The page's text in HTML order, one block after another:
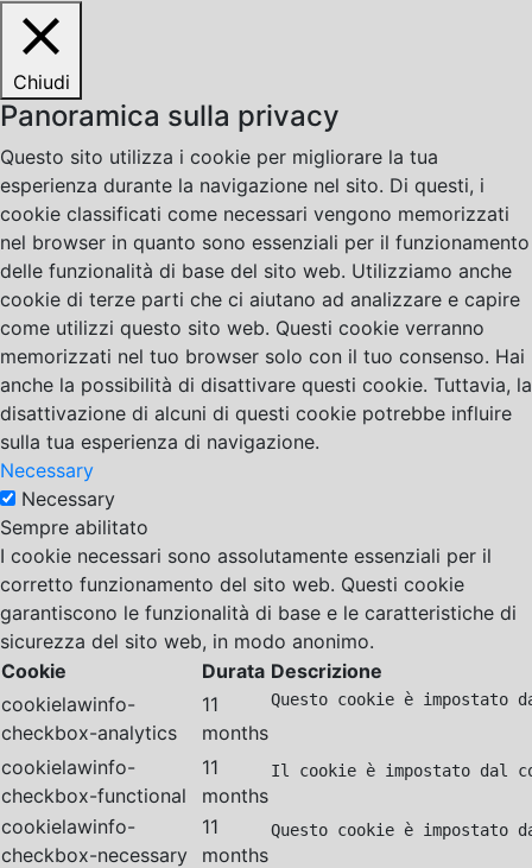
Chiudi
Panoramica sulla privacy
Questo sito utilizza i cookie per migliorare la tua
esperienza durante la navigazione nel sito. Di questi, i
cookie classificati come necessari vengono memorizzati
nel browser in quanto sono essenziali per il funzionamento
delle funzionalità di base del sito web. Utilizziamo anche
cookie di terze parti che ci aiutano ad analizzare e capire
come utilizzi questo sito web. Questi cookie verranno
memorizzati nel tuo browser solo con il tuo consenso. Hai
anche la possibilità di disattivare questi cookie. Tuttavia, la
disattivazione di alcuni di questi cookie potrebbe influire
sulla tua esperienza di navigazione.
Necessary
Necessary
Sempre abilitato
I cookie necessari sono assolutamente essenziali per il
corretto funzionamento del sito web. Questi cookie
garantiscono le funzionalità di base e le caratteristiche di
sicurezza del sito web, in modo anonimo.
Cookie
Durata Descrizione
cookielawinfo-
checkbox-analytics
11
months
Questo cookie è
cookielawinfo-
checkbox-functional
11
months
Il cookie è impostato dal
cookielawinfo-
checkbox-necessary
11
months
Questo cookie è impostato